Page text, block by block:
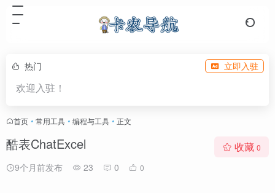
热门 立即入驻
欢迎入驻！
首页 • 常用工具 • 编程与工具 • 正文
酷表ChatExcel
9个月前发布 23 0 0
收藏 0